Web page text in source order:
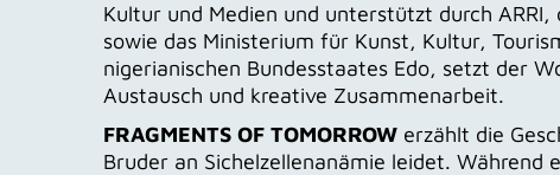
Kultur und Medien und unterstützt durch
sowie das Ministerium für Kunst, Kultur,
nigerianischen Bundesstaates Edo, setzt der
Austausch und kreative Zusammenarbeit.
FRAGMENTS OF TOMORROW erzählt die
Bruder an Sichelzellenanämie leidet. Während